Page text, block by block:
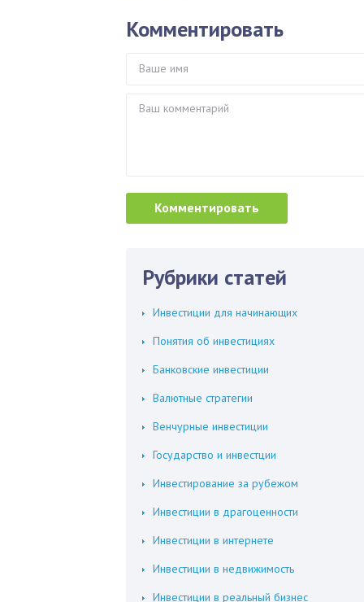
Комментировать
Рубрики статей
Инвестиции для начинающих
Понятия об инвестициях
Банковские инвестиции
Валютные стратегии
Венчурные инвестиции
Государство и инвестции
Инвестирование за рубежом
Инвестиции в драгоценности
Инвестиции в интернете
Инвестиции в недвижимость
Инвестиции в реальный бизнес